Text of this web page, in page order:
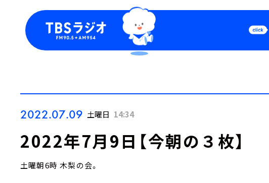
Podcast
2022.07.09 土曜日 14:34
2022年7月9日【今朝の３枚】
土曜朝6時 木梨の会。